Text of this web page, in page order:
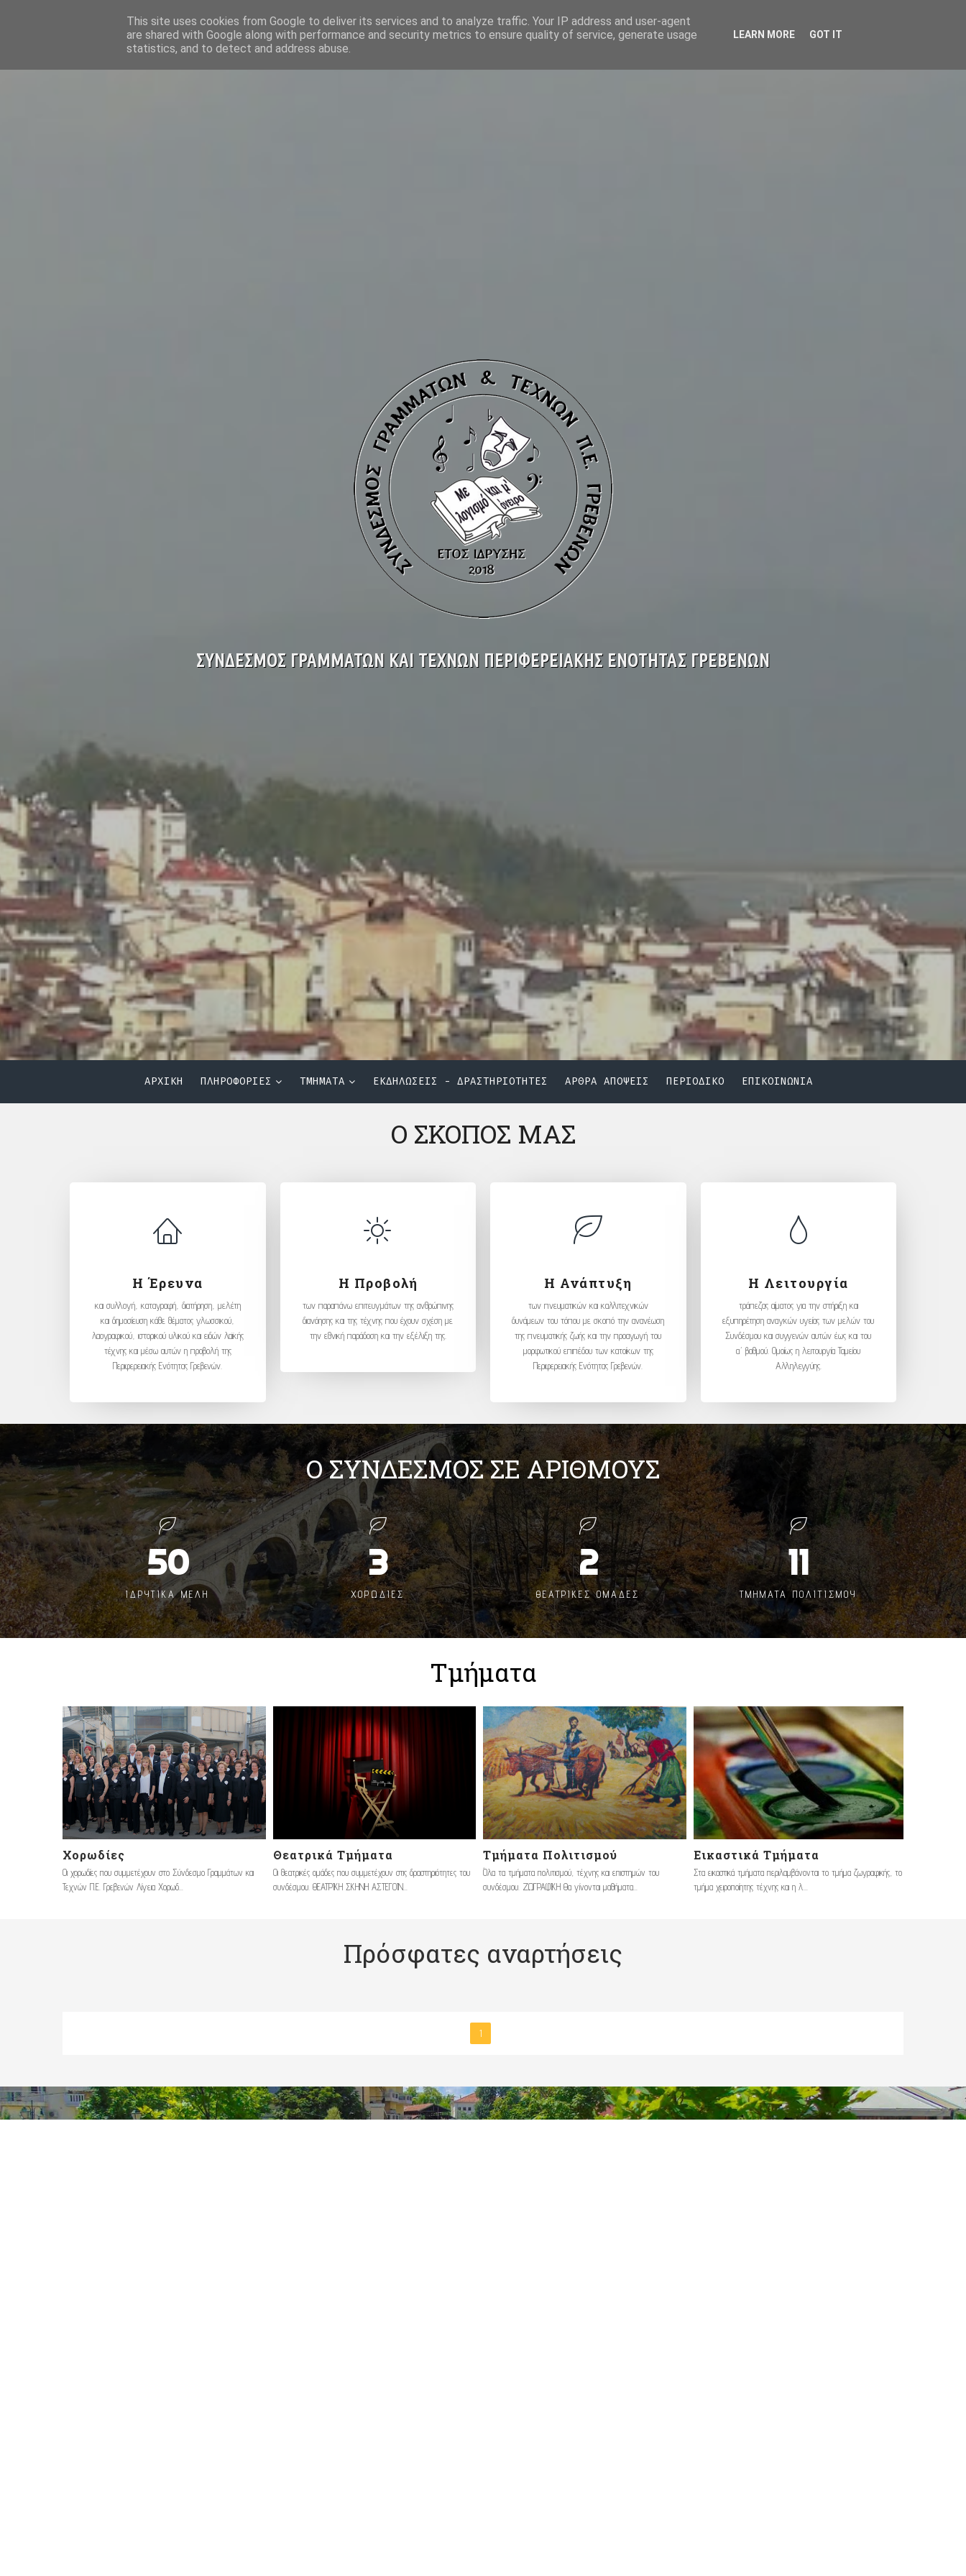
ΣΥΝΔΕΣΜΟΣ ΓΡΑΜΜΑΤΩΝ ΚΑΙ ΤΕΧΝΩΝ ΠΕΡΙΦΕΡΕΙΑΚΗΣ ΕΝΟΤΗΤΑΣ ΓΡΕΒΕΝΩΝ
ΑΡΧΙΚΗ ΠΛΗΡΟΦΟΡΙΕΣ ΤΜΗΜΑΤΑ ΕΚΔΗΛΩΣΕΙΣ - ΔΡΑΣΤΗΡΙΟΤΗΤΕΣ ΑΡΘΡΑ ΑΠΟΨΕΙΣ ΠΕΡΙΟΔΙΚΟ ΕΠΙΚΟΙΝΩΝΙΑ
Ο ΣΚΟΠΟΣ ΜΑΣ
Η Έρευνα
και συλλογή, καταγραφή, διατήρηση, μελέτη
και δημοσίευση κάθε θέματος γλωσσικού,
λαογραφικού, ιστορικού υλικού και ειδών λαϊκής
τέχνης και μέσω αυτών η προβολή της
Περιφερειακής Ενότητας Γρεβενών.
Η Προβολή
των παραπάνω επιτευγμάτων της ανθρώπινης
διανόησης και της τέχνης που έχουν σχέση με
την εθνική παράδοση και την εξέλιξη της.
Η Ανάπτυξη
των πνευματικών και καλλιτεχνικών
δυνάμεων του τόπου με σκοπό την ανανέωση
της πνευματικής ζωής και την προαγωγή του
μορφωτικού επιπέδου των κατοίκων της
Περιφερειακής Ενότητας Γρεβενών.
Η Λειτουργία
τράπεζας αίματος για την στήριξη και
εξυπηρέτηση αναγκών υγείας των μελών του
Συνδέσμου και συγγενών αυτών έως και του
α΄ βαθμού. Ομοίως η λειτουργία Ταμείου
Αλληλεγγύης.
Ο ΣΥΝΔΕΣΜΟΣ ΣΕ ΑΡΙΘΜΟΥΣ
50
ΙΔΡΥΤΙΚΑ ΜΕΛΗ
3
ΧΟΡΩΔΙΕΣ
2
ΘΕΑΤΡΙΚΕΣ ΟΜΑΔΕΣ
11
ΤΜΗΜΑΤΑ ΠΟΛΙΤΙΣΜΟΥ
Τμήματα
Χορωδίες
Οι χορωδίες που συμμετέχουν στο Σύνδεσμο Γραμμάτων και
Τεχνών Π.Ε. Γρεβενών Λίγεια Χορωδ...
Θεατρικά Τμήματα
Οι θεατρικές ομάδες που συμμετέχουν στις δραστηριότητες του
συνδέσμου. ΘΕΑΤΡΙΚΗ ΣΚΗΝΗ ΑΣΤΕΓΟΙΝ...
Τμήματα Πολιτισμού
Όλα τα τμήματα πολιτισμού, τέχνης και επιστημών του
συνδέσμου. ΖΩΓΡΑΦΙΚΗ Θα γίνονται μαθήματα...
Εικαστικά Τμήματα
Στα εικαστικά τμήματα περιλαμβάνονται το τμήμα ζωγραφικής, το
τμήμα χειροποίητης τέχνης και η λ...
Πρόσφατες αναρτήσεις
1
This site uses cookies from Google to deliver its services and to analyze traffic. Your IP address and user-agent
are shared with Google along with performance and security metrics to ensure quality of service, generate usage
statistics, and to detect and address abuse.
LEARN MORE GOT IT